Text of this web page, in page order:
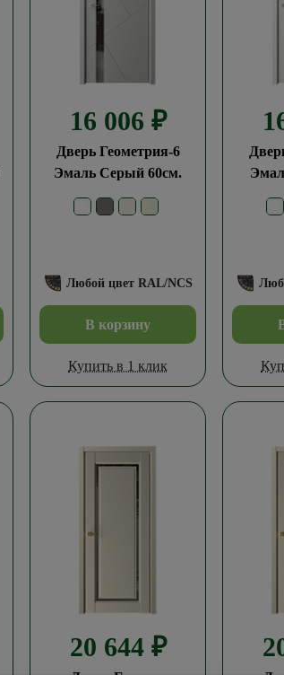
16 006 ₽
Дверь Геометрия-6
Эмаль Серый 60см.
Любой цвет RAL/NCS
В корзину
Купить в 1 клик
20 644 ₽